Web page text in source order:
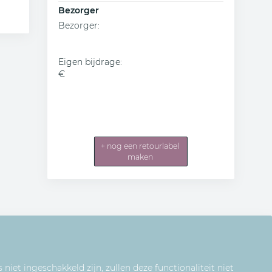
ingeschakkeld zijn, zullen deze functionaliteit niet
Bezorger
Bezorger:
Eigen bijdrage:
€
+ nog een retourlabel
maken